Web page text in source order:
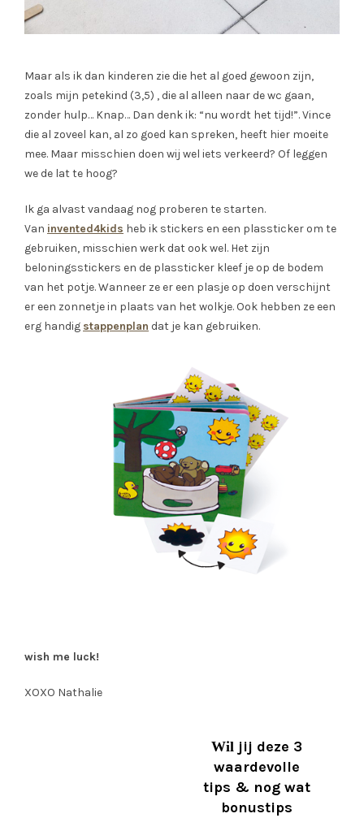
Maar als ik dan kinderen zie die het al goed gewoon zijn,
zoals mijn petekind (3,5) , die al alleen naar de wc gaan,
zonder hulp… Knap… Dan denk ik: “nu wordt het tijd!”. Vince
die al zoveel kan, al zo goed kan spreken, heeft hier moeite
mee. Maar misschien doen wij wel iets verkeerd? Of leggen
we de lat te hoog?
Ik ga alvast vandaag nog proberen te starten.
Van invented4kids heb ik stickers en een plassticker om te
gebruiken, misschien werk dat ook wel. Het zijn
beloningsstickers en de plassticker kleef je op de bodem
van het potje. Wanneer ze er een plasje op doen verschijnt
er een zonnetje in plaats van het wolkje. Ook hebben ze een
erg handig stappenplan dat je kan gebruiken.
wish me luck!
XOXO Nathalie
Wil jij deze 3
waardevolle
tips & nog wat
bonustips